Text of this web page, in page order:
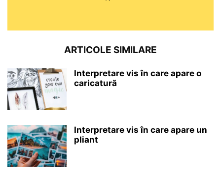
ARTICOLE SIMILARE
Interpretare vis în care apare o
caricatură
Interpretare vis în care apare un
pliant